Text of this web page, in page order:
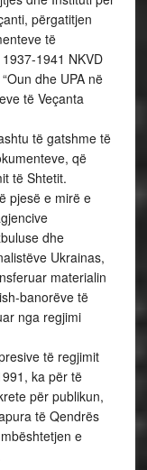
përgatitjen
të
1941 NKVD
dhe UPA në
të Veçanta
të gatshme të
që
të Shtetit.
pjesë e mirë e
dhe
Ukrainas,
materialin
banorëve të
nga regjimi
të regjimit
ka për të
për publikun,
të Qendrës
e